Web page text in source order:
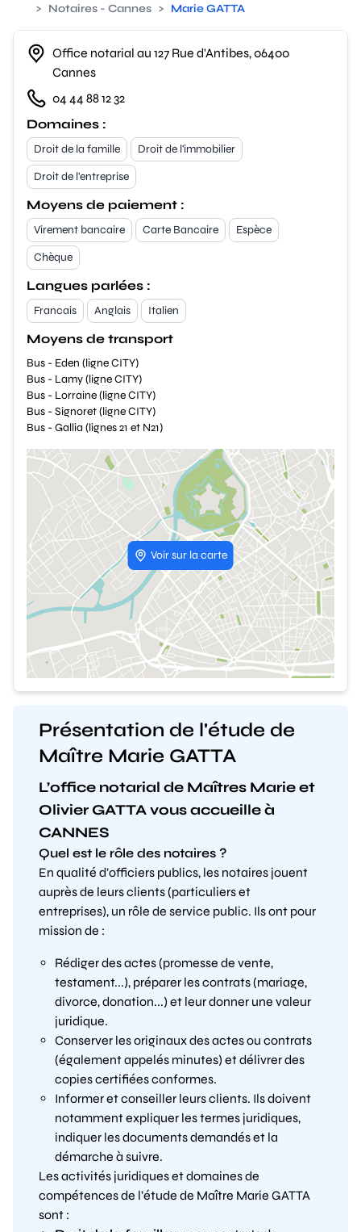
> Notaires - Cannes > Marie GATTA
Office notarial au 127 Rue d'Antibes, 06400
Cannes
04 44 88 12 32
Domaines :
Droit de la famille
Droit de l'immobilier
Droit de l'entreprise
Moyens de paiement :
Virement bancaire Carte Bancaire
Espèce
Chèque
Langues parlées :
Francais Anglais Italien
Moyens de transport
Bus - Eden (ligne CITY)
Bus - Lamy (ligne CITY)
Bus - Lorraine (ligne CITY)
Bus - Signoret (ligne CITY)
Bus - Gallia (lignes 21 et N21)
Voir sur la carte
Présentation de l'étude de
Maître Marie GATTA
L’office notarial de Maîtres Marie et
Olivier GATTA vous accueille à
CANNES
Quel est le rôle des notaires ?
En qualité d’officiers publics, les notaires jouent
auprès de leurs clients (particuliers et
entreprises), un rôle de service public. Ils ont pour
mission de :
Rédiger des actes (promesse de vente,
testament...), préparer les contrats (mariage,
divorce, donation...) et leur donner une valeur
juridique.
Conserver les originaux des actes ou contrats
(également appelés minutes) et délivrer des
copies certifiées conformes.
Informer et conseiller leurs clients. Ils doivent
notamment expliquer les termes juridiques,
indiquer les documents demandés et la
démarche à suivre.
Les activités juridiques et domaines de
compétences de l’étude de Maître Marie GATTA
sont :